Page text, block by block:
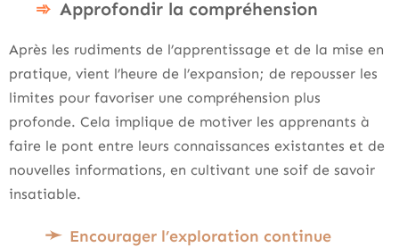
Approfondir la compréhension
Après les rudiments de l’apprentissage et de la mise en
pratique, vient l’heure de l’expansion; de repousser les
limites pour favoriser une compréhension plus
profonde. Cela implique de motiver les apprenants à
faire le pont entre leurs connaissances existantes et de
nouvelles informations, en cultivant une soif de savoir
insatiable.
Encourager l’exploration continue